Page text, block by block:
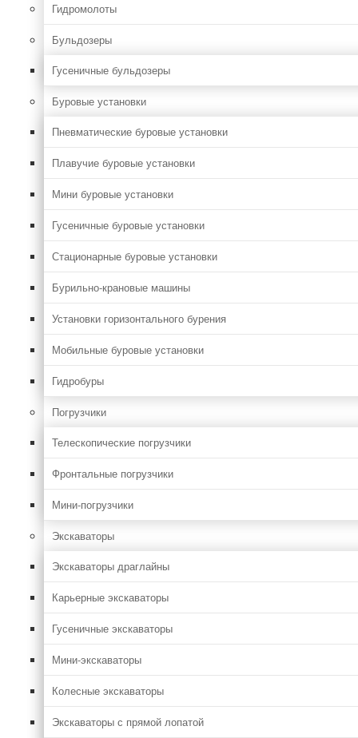
Гидромолоты
Бульдозеры
Гусеничные бульдозеры
Буровые установки
Пневматические буровые установки
Плавучие буровые установки
Мини буровые установки
Гусеничные буровые установки
Стационарные буровые установки
Бурильно-крановые машины
Установки горизонтального бурения
Мобильные буровые установки
Гидробуры
Погрузчики
Телескопические погрузчики
Фронтальные погрузчики
Мини-погрузчики
Экскаваторы
Экскаваторы драглайны
Карьерные экскаваторы
Гусеничные экскаваторы
Мини-экскаваторы
Колесные экскаваторы
Экскаваторы с прямой лопатой